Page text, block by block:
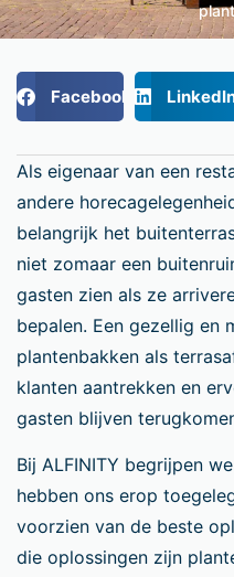
Facebook
Als eigenaar van een
andere
belangrijk het
niet zomaar een
gasten zien als ze
bepalen. Een gezellig en
plantenbakken als
klanten aantrekken en
gasten blijven
Bij ALFINITY begrijpen
hebben ons erop
voorzien van de beste
die oplossingen zijn